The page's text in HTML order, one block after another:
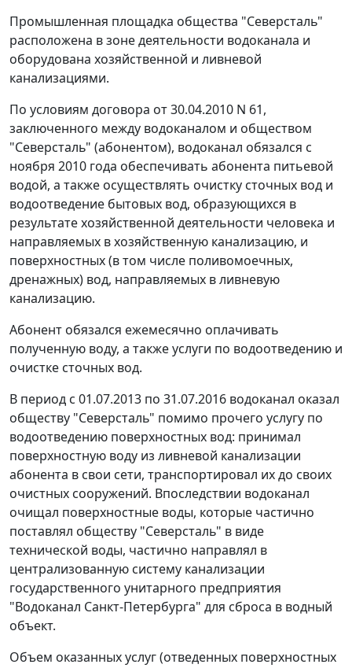
Промышленная площадка общества "Северсталь"
расположена в зоне деятельности водоканала и
оборудована хозяйственной и ливневой
канализациями.
По условиям договора от 30.04.2010 N 61,
заключенного между водоканалом и обществом
"Северсталь" (абонентом), водоканал обязался с
ноября 2010 года обеспечивать абонента питьевой
водой, а также осуществлять очистку сточных вод и
водоотведение бытовых вод, образующихся в
результате хозяйственной деятельности человека и
направляемых в хозяйственную канализацию, и
поверхностных (в том числе поливомоечных,
дренажных) вод, направляемых в ливневую
канализацию.
Абонент обязался ежемесячно оплачивать
полученную воду, а также услуги по водоотведению и
очистке сточных вод.
В период с 01.07.2013 по 31.07.2016 водоканал оказал
обществу "Северсталь" помимо прочего услугу по
водоотведению поверхностных вод: принимал
поверхностную воду из ливневой канализации
абонента в свои сети, транспортировал их до своих
очистных сооружений. Впоследствии водоканал
очищал поверхностные воды, которые частично
поставлял обществу "Северсталь" в виде
технической воды, частично направлял в
централизованную систему канализации
государственного унитарного предприятия
"Водоканал Санкт-Петербурга" для сброса в водный
объект.
Объем оказанных услуг (отведенных поверхностных